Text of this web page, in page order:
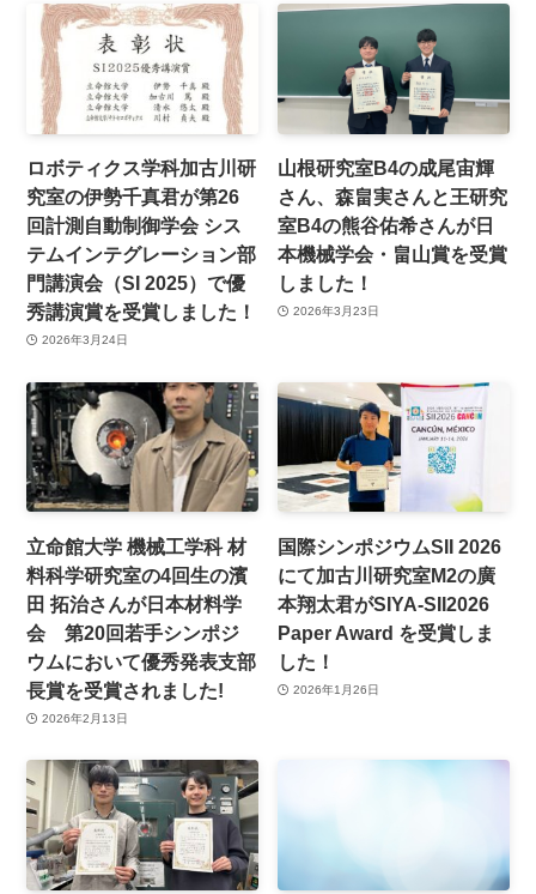
ロボティクス学科加古川研
究室の伊勢千真君が第26
回計測自動制御学会 シス
テムインテグレーション部
門講演会（SI 2025）で優
秀講演賞を受賞しました！
2026年3月24日
山根研究室B4の成尾宙輝
さん、森畠実さんと王研究
室B4の熊谷佑希さんが日
本機械学会・畠山賞を受賞
しました！
2026年3月23日
立命館大学 機械工学科 材
料科学研究室の4回生の濱
田 拓治さんが日本材料学
会 第20回若手シンポジ
ウムにおいて優秀発表支部
長賞を受賞されました!
2026年2月13日
国際シンポジウムSII 2026
にて加古川研究室M2の廣
本翔太君がSIYA-SII2026
Paper Award を受賞しま
した！
2026年1月26日